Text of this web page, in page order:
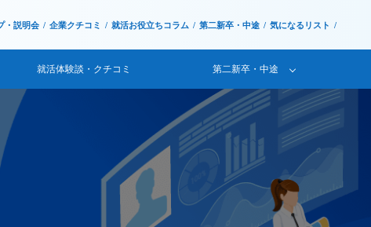
・説明会 企業クチコミ 就活お役立ちコラム 第二新卒・中途 気になるリスト
就活体験談・クチコミ 第二新卒・中途